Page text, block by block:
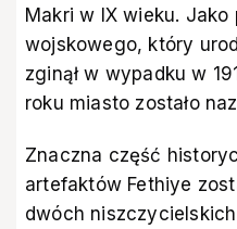
Makri w IX wieku. Jako
wojskowego, który
zginął w wypadku w
roku miasto zostało
Znaczna część
artefaktów Fethiye
dwóch